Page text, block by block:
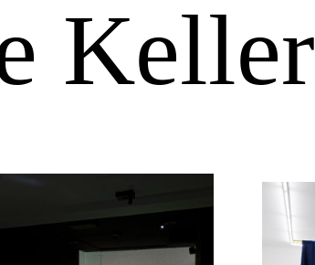
Keller